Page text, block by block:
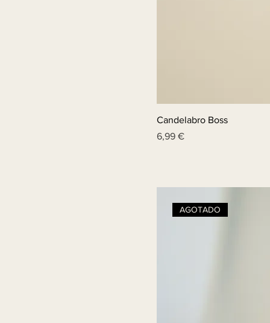
Candelabro Boss
Price
6,99 €
AGOTADO